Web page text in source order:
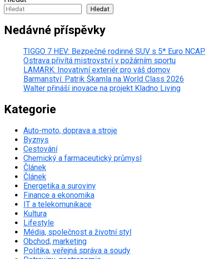
Hledat
Nedávné příspěvky
TIGGO 7 HEV: Bezpečné rodinné SUV s 5* Euro NCAP
Ostrava přivítá mistrovství v požárním sportu
LAMARK: Inovativní exteriér pro váš domov
Barmanství: Patrik Škamla na World Class 2026
Walter přináší inovace na projekt Kladno Living
Kategorie
Auto-moto, doprava a stroje
Byznys
Cestování
Chemický a farmaceutický průmysl
Článek
Článek
Energetika a suroviny
Finance a ekonomika
IT a telekomunikace
Kultura
Lifestyle
Média, společnost a životní styl
Obchod, marketing
Politika, veřejná správa a soudy